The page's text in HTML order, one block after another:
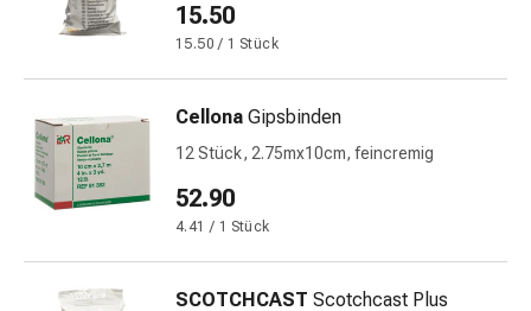
Verbrennungen
Sonnenbrand
Verbandwechsel-
Wundauflagen
Wundbehandlung
Wundsprays
15.50
15.50 / 1 Stück
Cellona Gipsbinden
12 Stück, 2.75mx10cm, feincremig
52.90
4.41 / 1 Stück
SCOTCHCAST Scotchcast Plus